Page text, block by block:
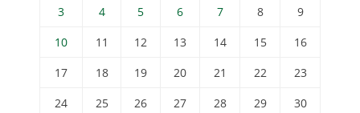
3
4 5 6 7 8
9
10
11 12 13 14 15
16
17
18 19 20 21 22
23
24
25 26 27 28 29
30